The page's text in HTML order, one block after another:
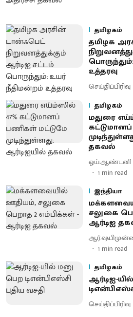
தமிழகம்
தமிழக
உத்தரவு
செய்திப்பிரிவு
தமிழகம்
மதுரை
தகவல்
ஒய்.ஆண்டனி
1 min read
இந்தியா
சலுகை
ஆர்டிஐ
1 min read
தமிழகம்
ஆர்டிஐ-
செய்திப்பிரிவு